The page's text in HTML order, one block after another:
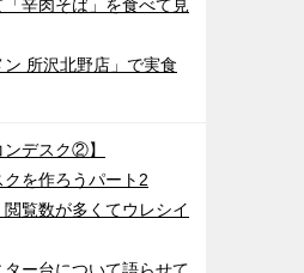
辛肉そば」を食べて見
ン 所沢北野店」で実食
ンデスク②】
を作ろうパート2
覧数が多くてウレシイ